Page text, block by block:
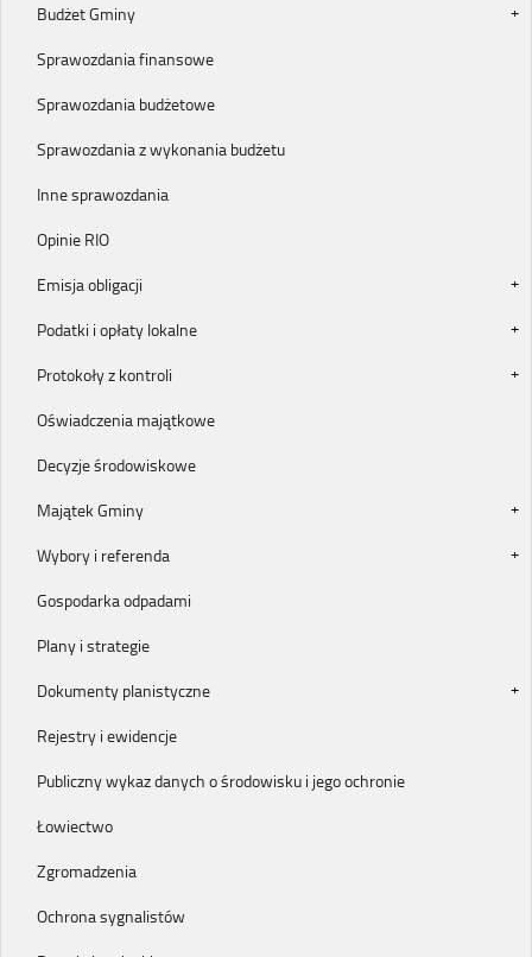
Budżet Gminy
Sprawozdania finansowe
Sprawozdania budżetowe
Sprawozdania z wykonania budżetu
Inne sprawozdania
Opinie RIO
Emisja obligacji
Podatki i opłaty lokalne
Protokoły z kontroli
Oświadczenia majątkowe
Decyzje środowiskowe
Majątek Gminy
Wybory i referenda
Gospodarka odpadami
Plany i strategie
Dokumenty planistyczne
Rejestry i ewidencje
Publiczny wykaz danych o środowisku i jego ochronie
Łowiectwo
Zgromadzenia
Ochrona sygnalistów